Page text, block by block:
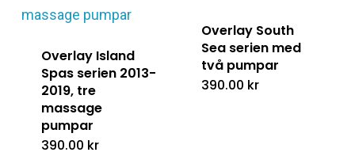
Overlay Island
Spas serien 2013-
2019, tre
massage
pumpar
390.00 kr
Overlay South
Sea serien med
två pumpar
390.00 kr